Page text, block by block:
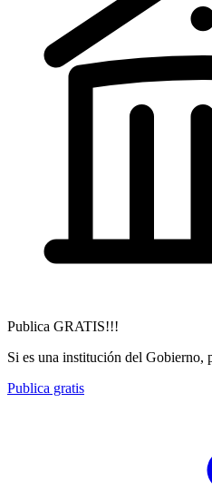
Publica GRATIS!!!
Si es una institución del Gobierno,
Publica gratis